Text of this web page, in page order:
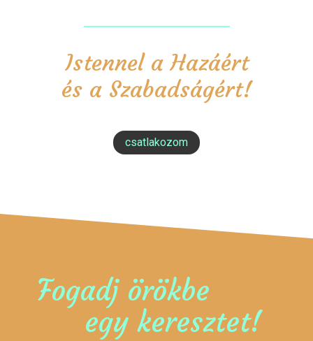
Istennel a Hazáért
és a Szabadságért!
csatlakozom
Fogadj örökbe
egy keresztet!